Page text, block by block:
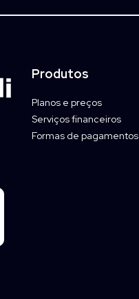
Produtos
Planos e preços
Serviços financeiros
Formas de pagamentos